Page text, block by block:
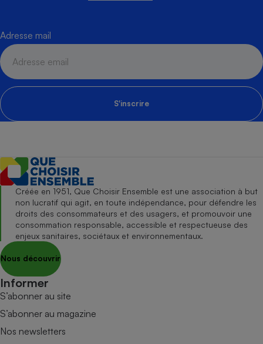
Adresse mail
S'inscrire
Créée en 1951, Que Choisir Ensemble est une association à but
non lucratif qui agit, en toute indépendance, pour défendre les
droits des consommateurs et des usagers, et promouvoir une
consommation responsable, accessible et respectueuse des
enjeux sanitaires, sociétaux et environnementaux.
Nous découvrir
Informer
S’abonner au site
S’abonner au magazine
Nos newsletters